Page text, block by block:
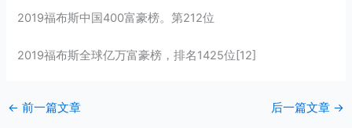
2019福布斯中国400富豪榜。第212位
2019福布斯全球亿万富豪榜，排名1425位[12]
← 前一篇文章 后一篇文章 →